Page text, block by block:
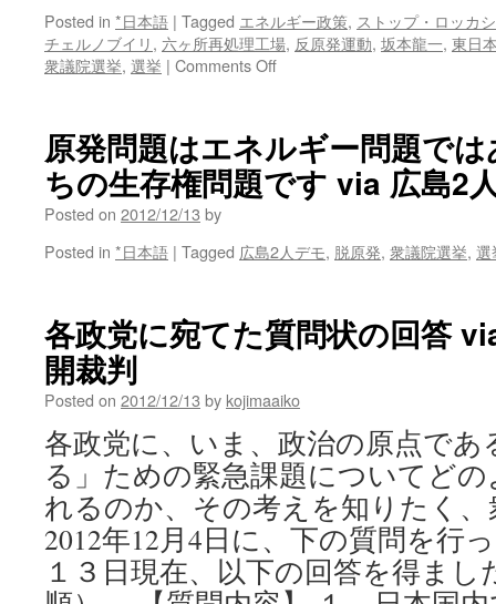
Posted in *日本語 | Tagged エネルギー政策, ストップ・ロッカ
チェルノブイリ, 六ヶ所再処理工場, 反原発運動, 坂本龍一, 東日
衆議院選挙, 選挙 | Comments Offon
一
さ
ん、
う
し
楽
家
の
脱
原
発
な
ん
す
か？-
原発問題はエネルギー問題で
ちの⽣存権問題です via 広島2
Posted on 2012/12/13 by
Posted in *日本語 | Tagged 広島2人デモ, 脱原発, 衆議院選挙, 選
各政党に宛てた質問状の回答
開裁判
Posted on 2012/12/13 by kojimaaiko
各政党に、いま、政治の原点で
る」ための緊急課題についてど
れるのか、その考えを知りたく
2012年12月4日に、下の質問を行
１３日現在、以下の回答を得まし